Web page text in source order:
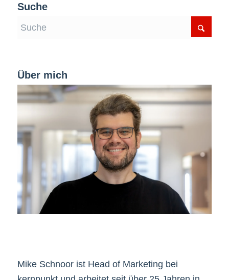
Suche
Über mich
Mike Schnoor ist Head of Marketing bei